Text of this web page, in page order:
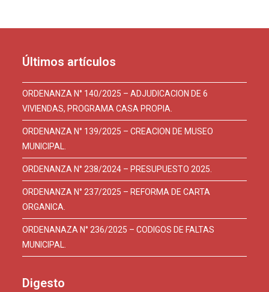
Últimos artículos
ORDENANZA N° 140/2025 – ADJUDICACION DE 6
VIVIENDAS, PROGRAMA CASA PROPIA.
ORDENANZA N° 139/2025 – CREACION DE MUSEO
MUNICIPAL.
ORDENANZA N° 238/2024 – PRESUPUESTO 2025.
ORDENANZA N° 237/2025 – REFORMA DE CARTA
ORGANICA.
ORDENANAZA N° 236/2025 – CODIGOS DE FALTAS
MUNICIPAL.
Digesto